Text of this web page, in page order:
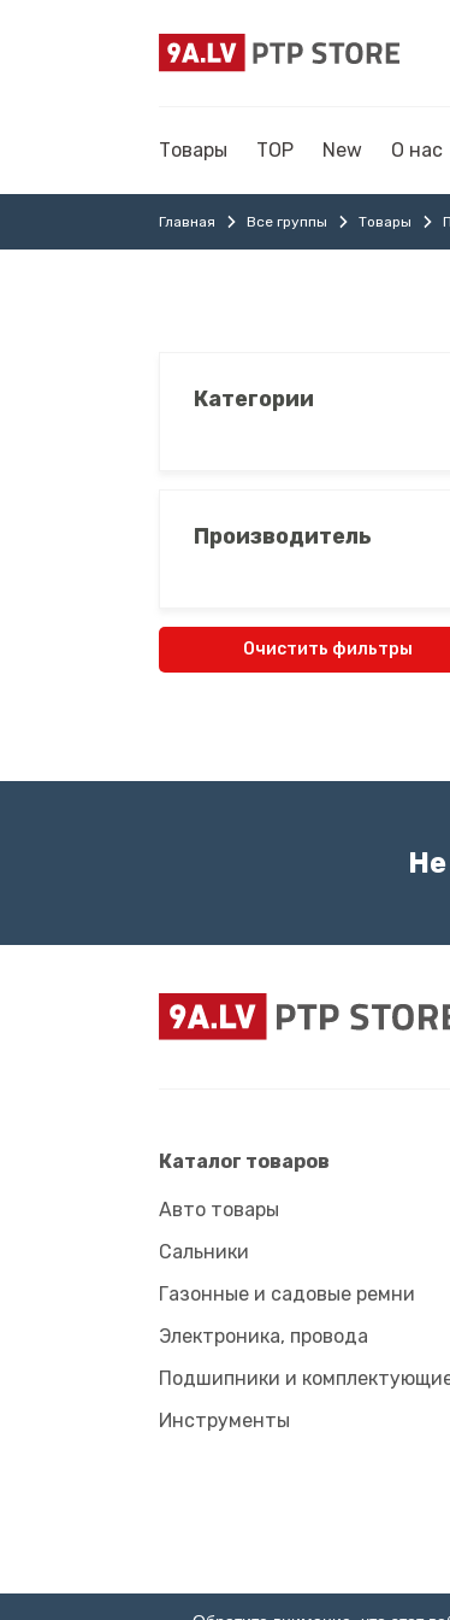
Товары TOP New О нас
Главная Все группы Товары
Категории
Производитель
Очистить фильтры
Каталог товаров
Авто товары
Сальники
Газонные и садовые ремни
Электроника, провода
Подшипники и
Инструменты